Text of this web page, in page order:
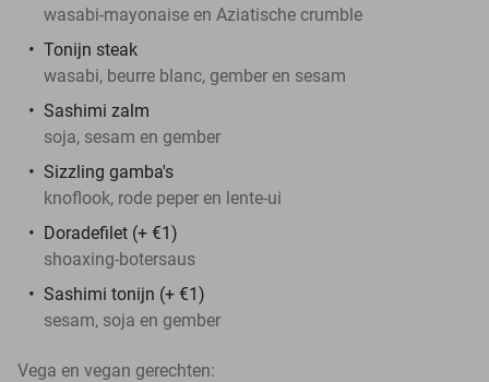
wasabi-mayonaise en Aziatische crumble
Tonijn steak
wasabi, beurre blanc, gember en sesam
Sashimi zalm
soja, sesam en gember
Sizzling gamba's
knoflook, rode peper en lente-ui
Doradefilet (+ €1)
shoaxing-botersaus
Sashimi tonijn (+ €1)
sesam, soja en gember
Vega en vegan gerechten: